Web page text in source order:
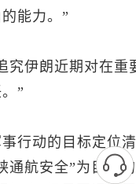
能力。”
究伊朗近期对在
”
事行动的目标定
通航安全”为目标